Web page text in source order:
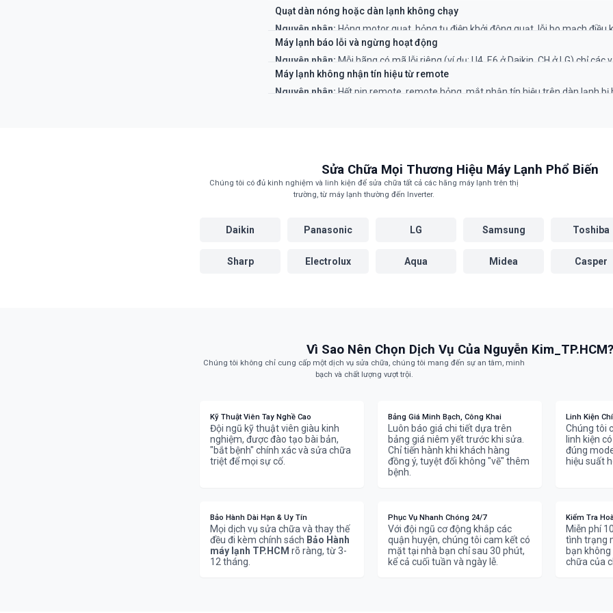
hỏng.
Khắc phục:
Cần kỹ thuật viên kiểm tra và siết lại ốc vít, cân bằng lại quạt hoặc
máy nén.
Quạt dàn nóng hoặc dàn lạnh không chạy
Nguyên nhân: Hỏng motor quạt, hỏng tụ điện khởi động quạt, lỗi bo mạch điều
Khắc phục:Đây là lỗi phức tạp cần thợ có chuyên môn kiểm tra và thay thế linh
Máy lạnh báo lỗi và ngừng hoạt động
Nguyên nhân: Mỗi hãng có mã lỗi riêng (ví dụ: U4, E6 ở Daikin, CH ở LG) chỉ các
cụ thể về cảm biến, bo mạch, áp suất gas.
Khắc phục:
Cần tra mã lỗi và gọi thợ có kinh nghiệm để xử lý đúng cách.
Máy lạnh không nhận tín hiệu từ remote
Nguyên nhân: Hết pin remote, remote hỏng, mắt nhận tín hiệu trên dàn lạnh bị
Sửa Chữa Mọi Thương Hiệu Máy Lạnh Phổ Biến
Chúng tôi có đủ kinh nghiệm và linh kiện để sửa chữa tất cả các hãng máy lạnh trên thị
trường, từ máy lạnh thường đến Inverter.
Daikin Panasonic LG Samsung Toshiba
Sharp Electrolux Aqua Midea Casper
Vì Sao Nên Chọn Dịch Vụ Của Nguyễn Kim_TP.HCM?
Chúng tôi không chỉ cung cấp một dịch vụ sửa chữa, chúng tôi mang đến sự an tâm, minh
bạch và chất lượng vượt trội.
Kỹ Thuật Viên Tay Nghề Cao
Đội ngũ kỹ thuật viên giàu kinh
nghiệm, được đào tạo bài bản,
"bắt bệnh" chính xác và sửa chữa
triệt để mọi sự cố.
Bảng Giá Minh Bạch, Công Khai
Luôn báo giá chi tiết dựa trên
bảng giá niêm yết trước khi sửa.
Chỉ tiến hành khi khách hàng
đồng ý, tuyệt đối không "vẽ" thêm
bệnh.
Linh Kiện
Chúng tôi
linh kiện
đúng
hiệu suất
Bảo Hành Dài Hạn & Uy Tín
Mọi dịch vụ sửa chữa và thay thế
đều đi kèm chính sách Bảo Hành
máy lạnh TP.HCM rõ ràng, từ 3-
12 tháng.
Phục Vụ Nhanh Chóng 24/7
Với đội ngũ cơ động khắp các
quận huyện, chúng tôi cam kết có
mặt tại nhà bạn chỉ sau 30 phút,
kể cả cuối tuần và ngày lễ.
Kiểm Tra
Miễn phí
tình trạng
bạn
chữa của